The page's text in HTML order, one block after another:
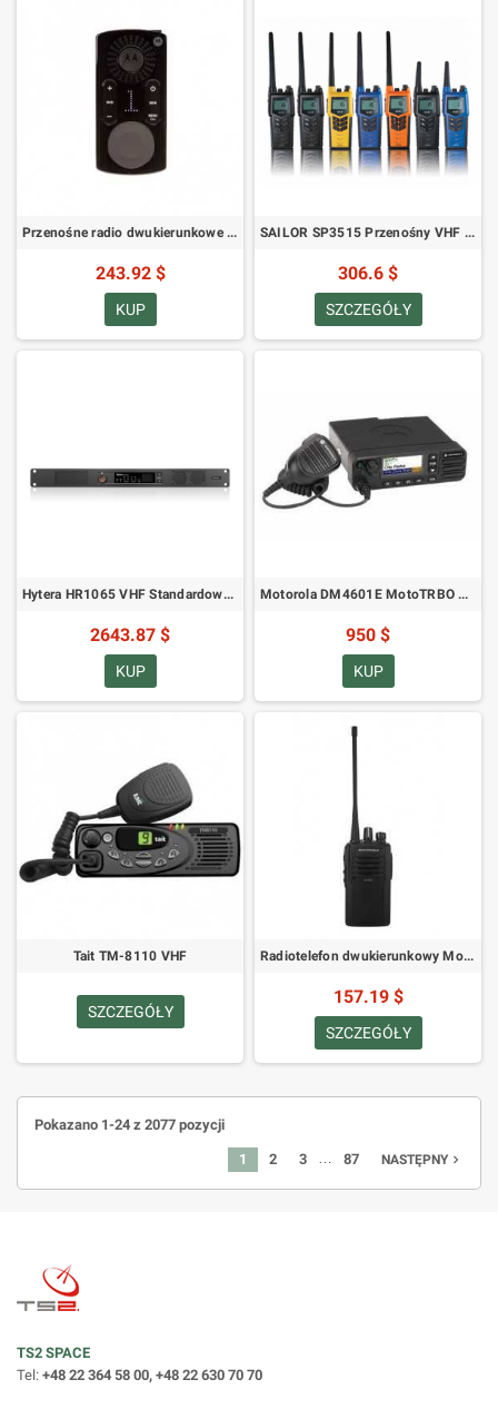
Przenośne radio dwukierunkowe Motorola CLK446 Plus
243.92 $
KUP
SAILOR SP3515 Przenośny VHF z szyfrowaniem i CTCSS
306.6 $
SZCZEGÓŁY
Hytera HR1065 VHF Standardowy Cyfrowy Repeater
2643.87 $
KUP
Motorola DM4601E MotoTRBO VHF
950 $
KUP
Tait TM-8110 VHF
SZCZEGÓŁY
Radiotelefon dwukierunkowy Motorola VX-261
157.19 $
SZCZEGÓŁY
Pokazano 1-24 z 2077 pozycji
1 2 3 … 87 NASTĘPNY navigate_next
TS2 SPACE
Tel: +48 22 364 58 00, +48 22 630 70 70